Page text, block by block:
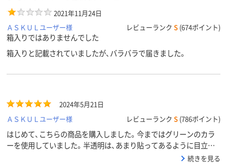
2021年11月24日
ＡＳＫＵＬユーザー様
レビューランク S (674ポイント)
箱入りではありませんでした
箱入りと記載されていましたが、バラバラで届きました。
2024年5月21日
ＡＳＫＵＬユーザー様
レビューランク S (786ポイント)
はじめて、こちらの商品を購入しました。今まではグリーンのカラ
ーを使用していました。半透明は、あまり貼ってあるように目立た
ないので、気に入りました。巻の長さも大容量で、すぐ無くなる事も
続きを見る